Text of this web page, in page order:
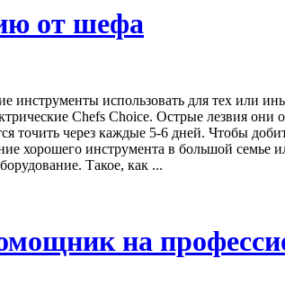
от шефа
инструменты использовать для тех или
Chefs Choice. Острые лезвия
через каждые 5-6 дней. Чтобы
хорошего инструмента в большой семье
Такое, как ...
на